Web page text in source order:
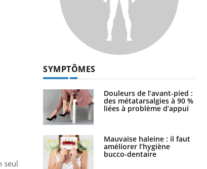
seul
SYMPTÔMES
Douleurs de l’avant-pied :
des métatarsalgies à 90 %
liées à problème d’appui
Mauvaise haleine : il faut
améliorer l’hygiène
bucco-dentaire